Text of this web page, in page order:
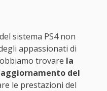
sistema PS4 non
appassionati di
trovare la
del
le prestazioni del